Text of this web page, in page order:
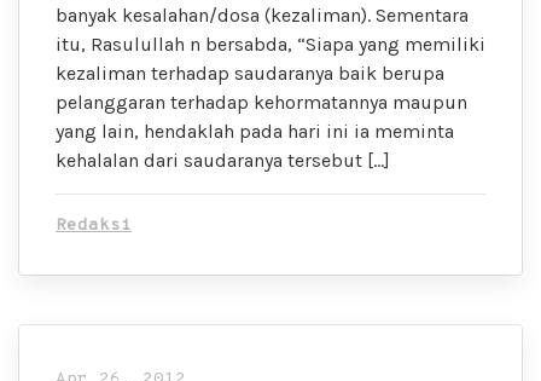
banyak kesalahan/dosa (kezaliman). Sementara
itu, Rasulullah n bersabda, “Siapa yang memiliki
kezaliman terhadap saudaranya baik berupa
pelanggaran terhadap kehormatannya maupun
yang lain, hendaklah pada hari ini ia meminta
kehalalan dari saudaranya tersebut […]
Redaksi